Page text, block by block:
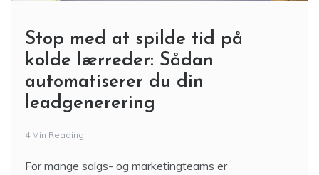
Stop med at spilde tid på
kolde lærreder: Sådan
automatiserer du din
leadgenerering
4 Min Reading
For mange salgs- og marketingteams er